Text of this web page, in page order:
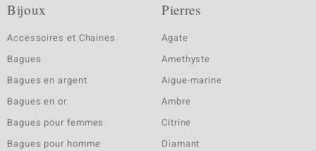
Bijoux
Accessoires et Chaines
Bagues
Bagues en argent
Bagues en or
Bagues pour femmes
Bagues pour homme
Pierres
Agate
Amethyste
Aigue-marine
Ambre
Citrine
Diamant